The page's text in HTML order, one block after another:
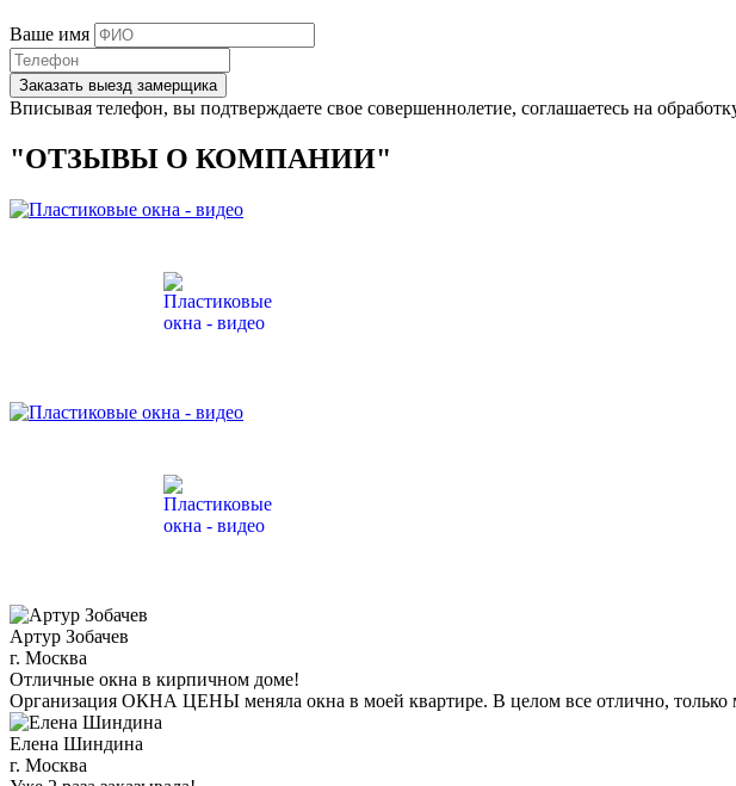
Ваше имя
Заказать выезд замерщика
Вписывая телефон, вы подтверждаете свое совершеннолетие, соглашаетесь на
"ОТЗЫВЫ О КОМПАНИИ"
Артур Зобачев
г. Москва
Отличные окна в кирпичном доме!
Организация ОКНА ЦЕНЫ меняла окна в моей квартире. В целом все отлично, только
Елена Шиндина
г. Москва